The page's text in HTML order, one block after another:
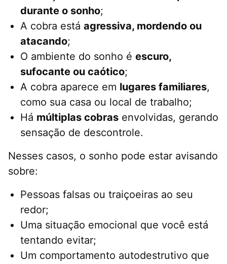
durante o sonho;
A cobra está agressiva, mordendo ou
atacando;
O ambiente do sonho é escuro,
sufocante ou caótico;
A cobra aparece em lugares familiares,
como sua casa ou local de trabalho;
Há múltiplas cobras envolvidas, gerando
sensação de descontrole.
Nesses casos, o sonho pode estar avisando
sobre:
Pessoas falsas ou traiçoeiras ao seu
redor;
Uma situação emocional que você está
tentando evitar;
Um comportamento autodestrutivo que